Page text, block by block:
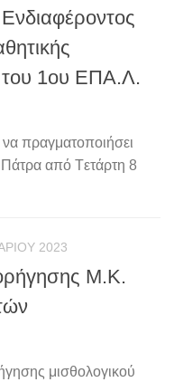
1ου ΕΠΑ.Λ.
πραγματοποιήσει
Πάτρα από Tετάρτη 8
2023
Μ.Κ.
μισθολογικού